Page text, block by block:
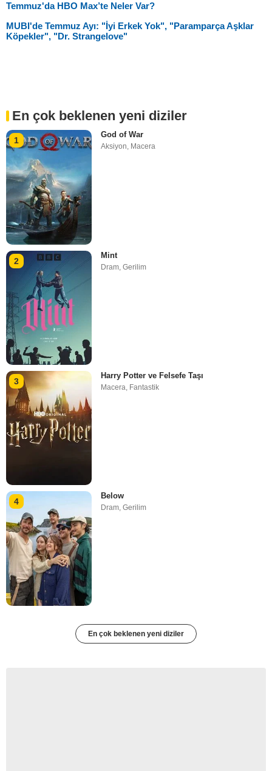
Temmuz'da HBO Max’te Neler Var?
MUBI'de Temmuz Ayı: "İyi Erkek Yok", "Paramparça Aşklar
Köpekler", "Dr. Strangelove"
En çok beklenen yeni diziler
1
God of War
Aksiyon, Macera
2
Mint
Dram ,Gerilim
3
Harry Potter ve Felsefe Taşı
Macera, Fantastik
4
Below
Dram,Gerilim
En çok beklenen yeni diziler